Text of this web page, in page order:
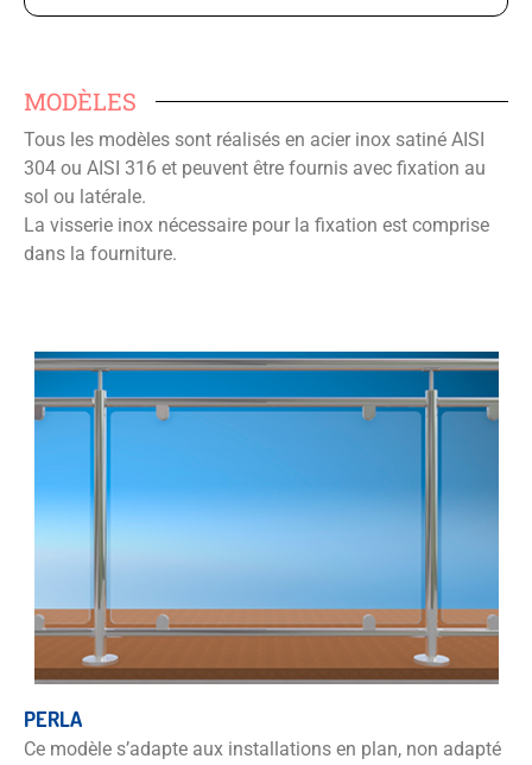
MODÈLES
Tous les modèles sont réalisés en acier inox satiné AISI
304 ou AISI 316 et peuvent être fournis avec fixation au
sol ou latérale.
La visserie inox nécessaire pour la fixation est comprise
dans la fourniture.
PERLA
Ce modèle s’adapte aux installations en plan, non adapté